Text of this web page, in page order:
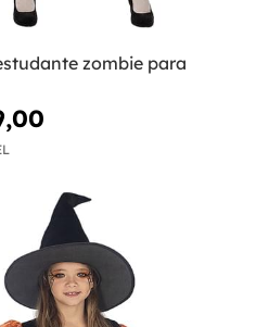
zombie para